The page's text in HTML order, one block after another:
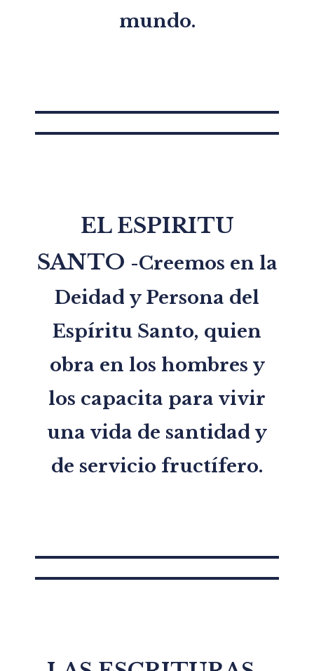
mundo.
EL ESPIRITU
SANTO -Creemos en la
Deidad y Persona del
Espíritu Santo, quien
obra en los hombres y
los capacita para vivir
una vida de santidad y
de servicio fructífero.